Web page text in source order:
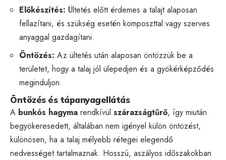
Előkészítés: Ültetés előtt érdemes a talajt alaposan
fellazítani, és szükség esetén komposzttal vagy szerves
anyaggal gazdagítani.
Öntözés: Az ültetés után alaposan öntözzük be a
területet, hogy a talaj jól ülepedjen és a gyökérképződés
meginduljon.
Öntözés és tápanyagellátás
A bunkós hagyma rendkívül szárazságtűrő, így miután
begyökeresedett, általában nem igényel külön öntözést,
különösen, ha a talaj mélyebb rétegei elegendő
nedvességet tartalmaznak. Hosszú, aszályos időszakokban